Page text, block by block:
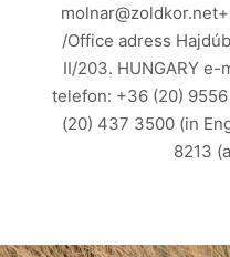
/Office adress
II/203. HUNGARY
telefon: +36 (20)
(20) 437 3500 (in
8213